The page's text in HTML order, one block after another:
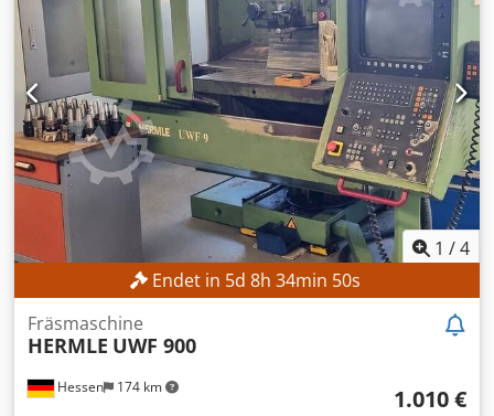
1 /4
Endet in 5d 8h 34min 48s
Hessen 174 km
Fräsmaschine
HERMLE UWF 900
1.010 €